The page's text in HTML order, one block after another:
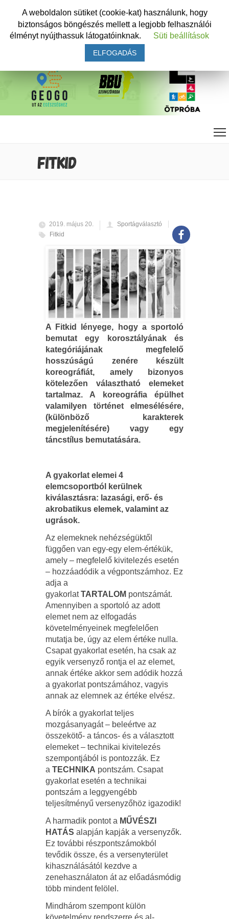
FITKID
2019. május 20.
Sportágválasztó
Fitkid
A Fitkid lényege, hogy a sportoló
bemutat egy korosztályának és
kategóriájának megfelelő
hosszúságú zenére készült
koreográfiát, amely bizonyos
kötelezően választható elemeket
tartalmaz. A koreográfia épülhet
valamilyen történet elmesélésére,
(különböző karakterek
megjelenítésére) vagy egy
táncstílus bemutatására.
A gyakorlat elemei 4
elemcsoportból kerülnek
kiválasztásra: lazasági, erő- és
akrobatikus elemek, valamint az
ugrások.
Az elemeknek nehézségüktől
függően van egy-egy elem-értékük,
amely – megfelelő kivitelezés esetén
– hozzáadódik a végpontszámhoz. Ez
adja a
gyakorlatTARTALOM pontszámát.
Amennyiben a sportoló az adott
elemet nem az elfogadás
követelményeinek megfelelően
mutatja be, úgy az elem értéke nulla.
Csapat gyakorlat esetén, ha csak az
egyik versenyző rontja el az elemet,
annak értéke akkor sem adódik hozzá
a gyakorlat pontszámához, vagyis
annak az elemnek az értéke elvész.
A bírók a gyakorlat teljes
mozgásanyagát – beleértve az
összekötő- a táncos- és a választott
elemeket – technikai kivitelezés
szempontjából is pontozzák. Ez
a TECHNIKA pontszám. Csapat
gyakorlat esetén a technikai
pontszám a leggyengébb
teljesítményű versenyzőhöz igazodik!
A harmadik pontot a MŰVÉSZI
HATÁS alapján kapják a versenyzők.
Ez további részpontszámokból
tevődik össze, és a versenyterület
kihasználásától kezdve a
zenehasználaton át az előadásmódig
több mindent felölel.
Mindhárom szempont külön
követelmény rendszerre és al-
A weboldalon sütiket (cookie-kat) használunk, hogy
biztonságos böngészés mellett a legjobb felhasználói
élményt nyújthassuk látogatóinknak.
Süti beállítások
ELFOGADÁS